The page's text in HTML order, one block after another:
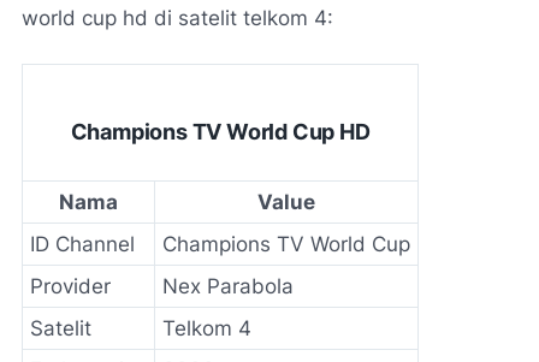
world cup hd di satelit telkom 4:
Champions TV World Cup HD
Nama
Value
ID Channel
Champions TV World Cup
Provider
Nex Parabola
Satelit
Telkom 4